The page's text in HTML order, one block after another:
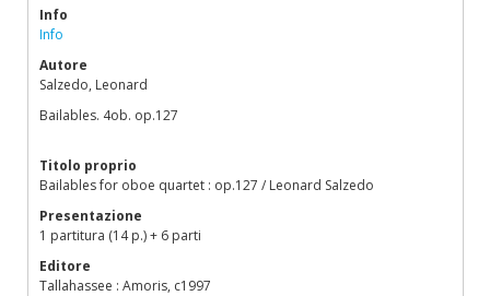
Info
Info
Autore
Salzedo, Leonard
Bailables. 4ob. op.127
Titolo proprio
Bailables for oboe quartet : op.127 / Leonard Salzedo
Presentazione
1 partitura (14 p.) + 6 parti
Editore
Tallahassee : Amoris, c1997